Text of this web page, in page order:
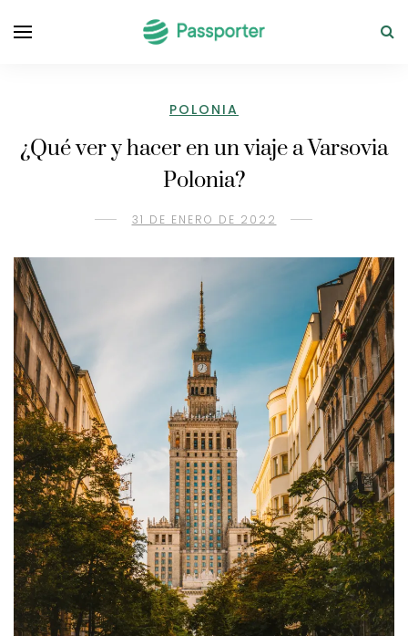
POLONIA
¿Qué ver y hacer en un viaje a Varsovia
Polonia?
31 DE ENERO DE 2022